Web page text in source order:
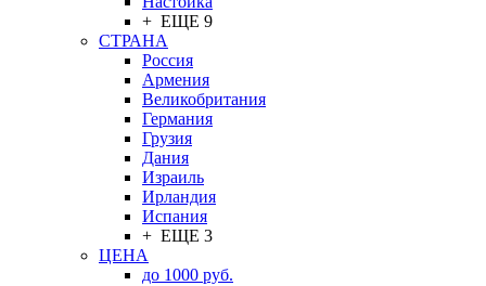
+ ЕЩЕ 9
СТРАНА
Россия
Армения
Великобритания
Германия
Грузия
Дания
Израиль
Ирландия
Испания
+ ЕЩЕ 3
ЦЕНА
до 1000 руб.